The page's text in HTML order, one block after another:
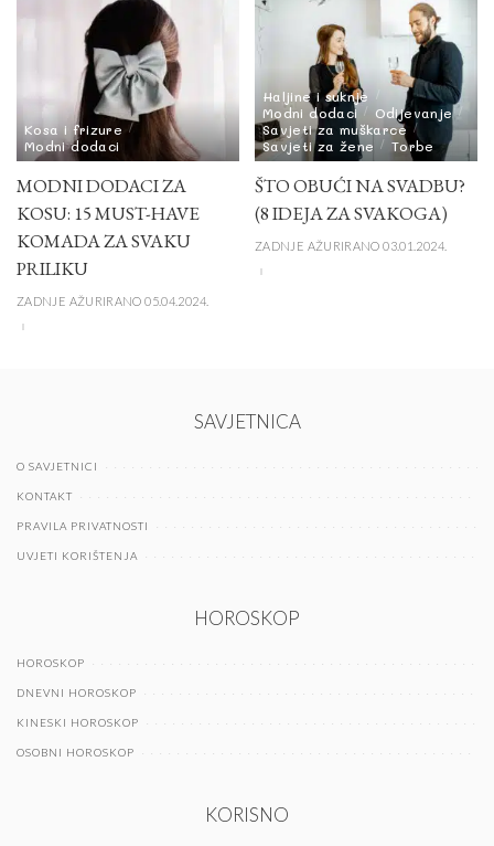
Kosa i frizure
Modni dodaci
MODNI DODACI ZA
KOSU: 15 MUST-HAVE
KOMADA ZA SVAKU
PRILIKU
ZADNJE AŽURIRANO 05.04.2024.
Haljine i suknje
Modni dodaci
Odijevanje
Savjeti za muškarce
Savjeti za žene
Torbe
ŠTO OBUĆI NA SVADBU?
(8 IDEJA ZA SVAKOGA)
ZADNJE AŽURIRANO 03.01.2024.
SAVJETNICA
O SAVJETNICI
KONTAKT
PRAVILA PRIVATNOSTI
UVJETI KORIŠTENJA
HOROSKOP
HOROSKOP
DNEVNI HOROSKOP
KINESKI HOROSKOP
OSOBNI HOROSKOP
KORISNO